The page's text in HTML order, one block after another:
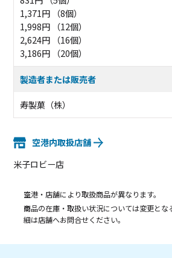
1,371円 （8個）
1,998円 （12個）
2,624円 （16個）
3,186円 （20個）
製造者または販売者
寿製菓（株）
空港内取扱店舗
米子ロビー店
空港・店舗により取扱商品が異なります。
商品の在庫・取扱い状況については変更とな
細は店舗へお問合せください。